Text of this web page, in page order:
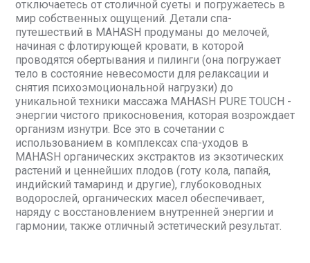
отключаетесь от столичной суеты и погружаетесь в
мир собственных ощущений. Детали спа-
путешествий в MAHASH продуманы до мелочей,
начиная с флотирующей кровати, в которой
проводятся обертывания и пилинги (она погружает
тело в состояние невесомости для релаксации и
снятия психоэмоциональной нагрузки) до
уникальной техники массажа MAHASH PURE TOUCH -
энергии чистого прикосновения, которая возрождает
организм изнутри. Все это в сочетании с
использованием в комплексах спа-уходов в
MAHASH органических экстрактов из экзотических
растений и ценнейших плодов (готу кола, папайя,
индийский тамаринд и другие), глубоководных
водорослей, органических масел обеспечивает,
наряду с восстановлением внутренней энергии и
гармонии, также отличный эстетический результат.